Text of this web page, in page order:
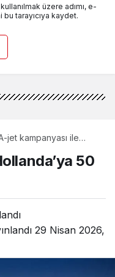
üzere adımı, e-
tarayıcıya kaydet.
jet kampanyası ile
50
29 Nisan 2026,